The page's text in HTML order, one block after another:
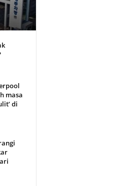
masa
di